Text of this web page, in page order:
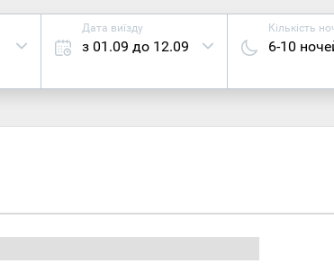
Дата виїзду
з 01.09 до 12.09
Кількість
6-10